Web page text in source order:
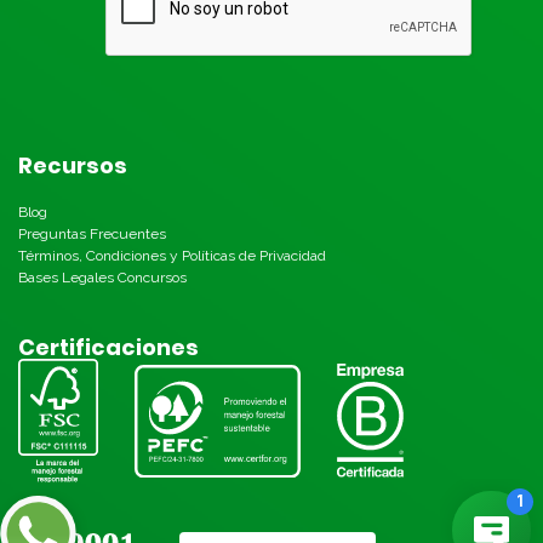
Recursos
Blog
Preguntas Frecuentes
Términos, Condiciones y Políticas de Privacidad
Bases Legales Concursos
Certificaciones